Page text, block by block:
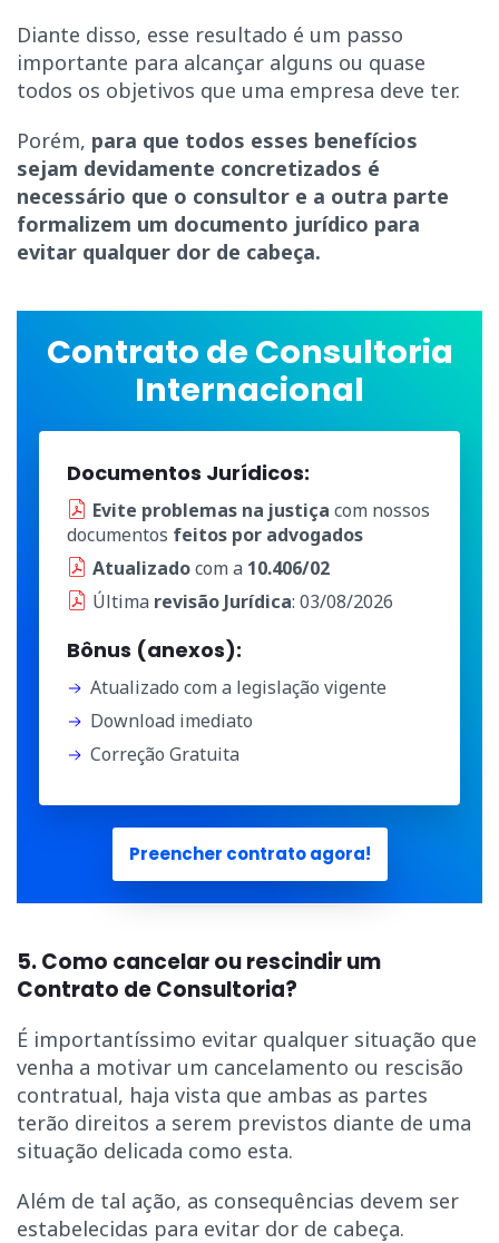
Diante disso, esse resultado é um passo
importante para alcançar alguns ou quase
todos os objetivos que uma empresa deve ter.
Porém, para que todos esses benefícios
sejam devidamente concretizados é
necessário que o consultor e a outra parte
formalizem um documento jurídico para
evitar qualquer dor de cabeça.
Contrato de Consultoria
Internacional
Documentos Jurídicos:
Evite problemas na justiça com nossos
documentos feitos por advogados
Atualizadocom a 10.406/02
Última revisão Jurídica: 03/08/2026
Bônus (anexos):
Atualizado com a legislação vigente
Download imediato
Correção Gratuita
Preencher contrato agora!
5. Como cancelar ou rescindir um
Contrato de Consultoria?
É importantíssimo evitar qualquer situação que
venha a motivar um cancelamento ou rescisão
contratual, haja vista que ambas as partes
terão direitos a serem previstos diante de uma
situação delicada como esta.
Além de tal ação, as consequências devem ser
estabelecidas para evitar dor de cabeça.